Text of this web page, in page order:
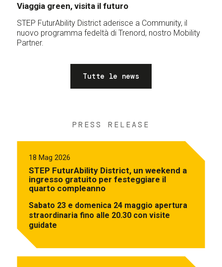
Viaggia green, visita il futuro
STEP FuturAbility District aderisce a Community, il
nuovo programma fedeltà di Trenord, nostro Mobility
Partner.
Tutte le news
PRESS RELEASE
18 Mag 2026
STEP FuturAbility District, un weekend a
ingresso gratuito per festeggiare il
quarto compleanno
Sabato 23 e domenica 24 maggio apertura
straordinaria fino alle 20.30 con visite
guidate